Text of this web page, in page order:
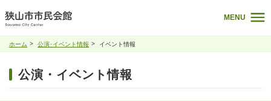
MENU
ホーム 公演･イベント情報 イベント情報
公演・イベント情報